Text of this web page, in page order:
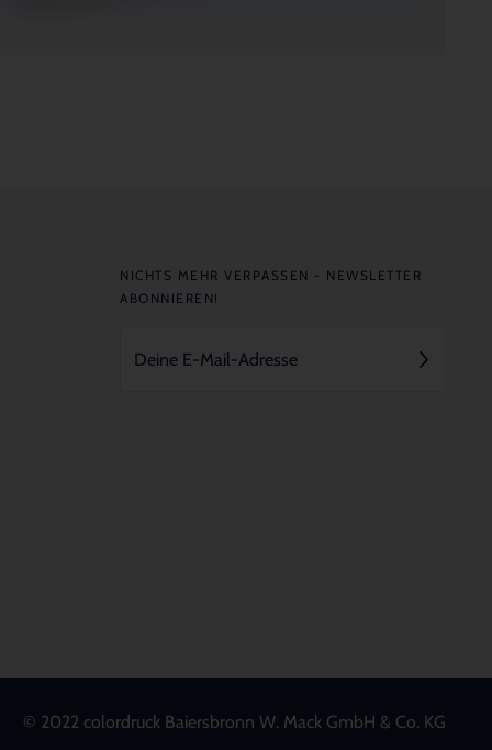
NICHTS MEHR VERPASSEN - NEWSLETTER
ABONNIEREN!
© 2022 colordruck Baiersbronn W. Mack GmbH & Co. KG